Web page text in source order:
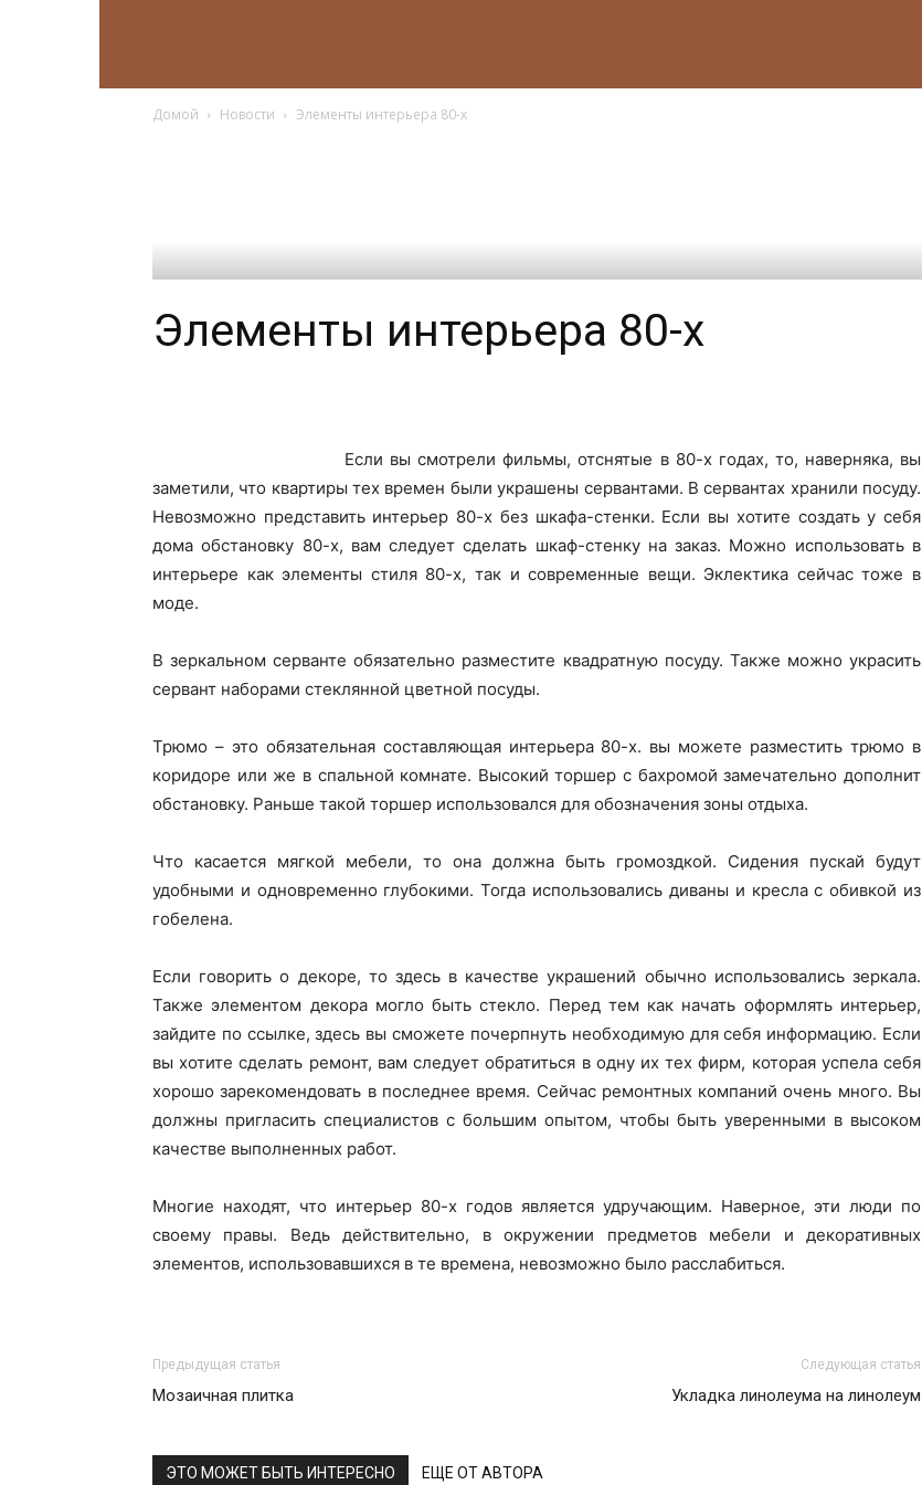
Домой Новости Элементы интерьера 80-х
Элементы интерьера 80-х
Если вы смотрели фильмы, отснятые в 80-х годах, то, наверняка, вы
заметили, что квартиры тех времен были украшены сервантами. В сервантах хранили посуду.
Невозможно представить интерьер 80-х без шкафа-стенки. Если вы хотите создать у себя
дома обстановку 80-х, вам следует сделать шкаф-стенку на заказ. Можно использовать в
интерьере как элементы стиля 80-х, так и современные вещи. Эклектика сейчас тоже в
моде.
В зеркальном серванте обязательно разместите квадратную посуду. Также можно украсить
сервант наборами стеклянной цветной посуды.
Трюмо – это обязательная составляющая интерьера 80-х. вы можете разместить трюмо в
коридоре или же в спальной комнате. Высокий торшер с бахромой замечательно дополнит
обстановку. Раньше такой торшер использовался для обозначения зоны отдыха.
Что касается мягкой мебели, то она должна быть громоздкой. Сидения пускай будут
удобными и одновременно глубокими. Тогда использовались диваны и кресла с обивкой из
гобелена.
Если говорить о декоре, то здесь в качестве украшений обычно использовались зеркала.
Также элементом декора могло быть стекло. Перед тем как начать оформлять интерьер,
зайдите по ссылке, здесь вы сможете почерпнуть необходимую для себя информацию. Если
вы хотите сделать ремонт, вам следует обратиться в одну их тех фирм, которая успела себя
хорошо зарекомендовать в последнее время. Сейчас ремонтных компаний очень много. Вы
должны пригласить специалистов с большим опытом, чтобы быть уверенными в высоком
качестве выполненных работ.
Многие находят, что интерьер 80-х годов является удручающим. Наверное, эти люди по
своему правы. Ведь действительно, в окружении предметов мебели и декоративных
элементов, использовавшихся в те времена, невозможно было расслабиться.
Предыдущая статья
Мозаичная плитка
Следующая статья
Укладка линолеума на линолеум
ЭТО МОЖЕТ БЫТЬ ИНТЕРЕСНО ЕЩЕ ОТ АВТОРА